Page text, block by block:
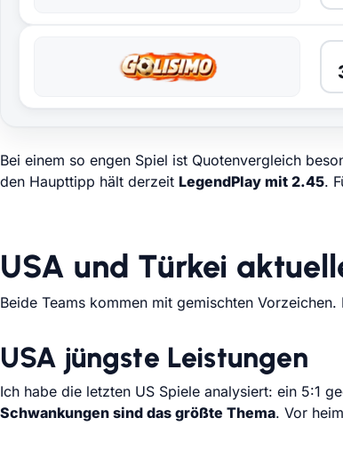
Bei einem so engen Spiel ist Quotenvergleich
den Haupttipp hält derzeit LegendPlay mit 2.45.
USA und Türkei
Beide Teams kommen mit gemischten
USA jüngste Leistungen
Ich habe die letzten US Spiele analysiert: ein 5:1
Schwankungen sind das größte Thema. Vor